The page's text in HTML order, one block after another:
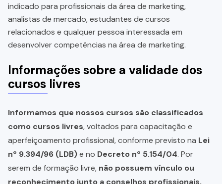
indicado para profissionais da área de marketing,
analistas de mercado, estudantes de cursos
relacionados e qualquer pessoa interessada em
desenvolver competências na área de marketing.
Informações sobre a validade dos
cursos livres
Informamos que nossos cursos são classificados
como cursos livres, voltados para capacitação e
aperfeiçoamento profissional, conforme previsto na Lei
nº 9.394/96 (LDB)e no Decreto nº 5.154/04. Por
serem de formação livre, não possuem vínculo ou
reconhecimento junto a conselhos profissionais,